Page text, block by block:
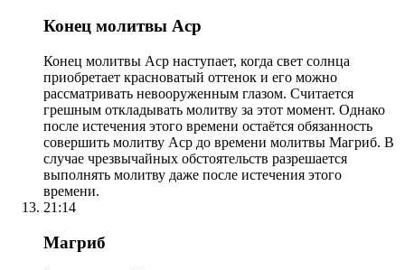
Конец молитвы Аср
Конец молитвы Аср наступает, когда свет солнца
приобретает красноватый оттенок и его можно
рассматривать невооруженным глазом. Считается
грешным откладывать молитву за этот момент. Однако
после истечения этого времени остаётся обязанность
совершить молитву Аср до времени молитвы Магриб. В
случае чрезвычайных обстоятельств разрешается
выполнять молитву даже после истечения этого
времени.
21:14
Магриб